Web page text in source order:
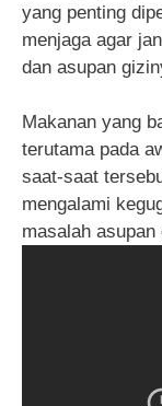
yang penting
menjaga agar
dan asupan
Makanan yang
terutama pada
saat-saat
mengalami
masalah